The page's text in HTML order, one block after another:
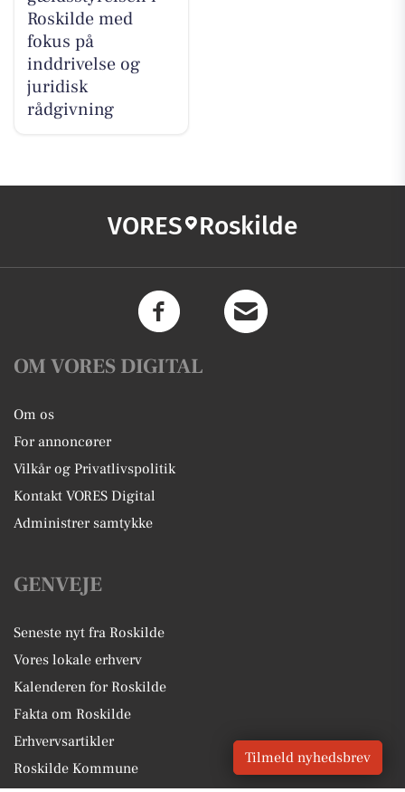
Roskilde med
fokus på
inddrivelse og
juridisk
rådgivning
VORES Roskilde
OM VORES DIGITAL
Om os
For annoncører
Vilkår og Privatlivspolitik
Kontakt VORES Digital
Administrer samtykke
GENVEJE
Seneste nyt fra Roskilde
Vores lokale erhverv
Kalenderen for Roskilde
Fakta om Roskilde
Erhvervsartikler
Roskilde Kommune
Tilmeld nyhedsbrev